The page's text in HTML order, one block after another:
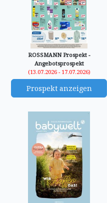
ROSSMANN Prospekt -
Angebotsprospekt
(13.07.2026 - 17.07.2026)
Prospekt anzeigen